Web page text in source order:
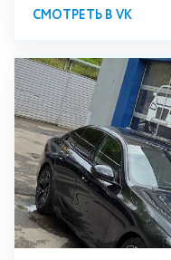
СМОТРЕТЬ В VK